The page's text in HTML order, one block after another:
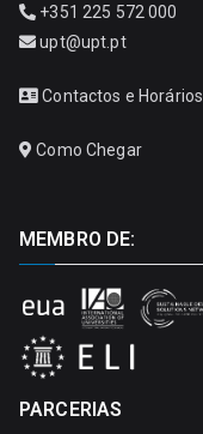
+351 225 572 000
upt@upt.pt
Contactos e Horários
Como Chegar
MEMBRO DE:
PARCERIAS